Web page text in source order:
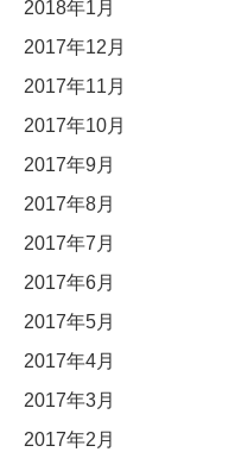
2018年1月
2017年12月
2017年11月
2017年10月
2017年9月
2017年8月
2017年7月
2017年6月
2017年5月
2017年4月
2017年3月
2017年2月